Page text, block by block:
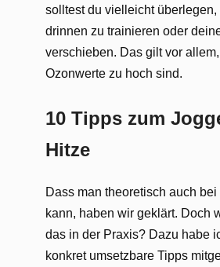
solltest du vielleicht überlegen,
drinnen zu trainieren oder
verschieben. Das gilt vor
Ozonwerte zu hoch sind.
10 Tipps zum
Hitze
Dass man theoretisch auch
kann, haben wir geklärt. Doch
das in der Praxis? Dazu habe
konkret umsetzbare Tipps